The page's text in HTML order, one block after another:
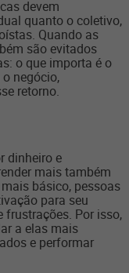
devem
quanto o coletivo,
Quando as
são evitados
o que importa é o
negócio,
retorno.
dinheiro e
mais também
básico, pessoas
para seu
frustrações. Por isso,
a elas mais
e performar